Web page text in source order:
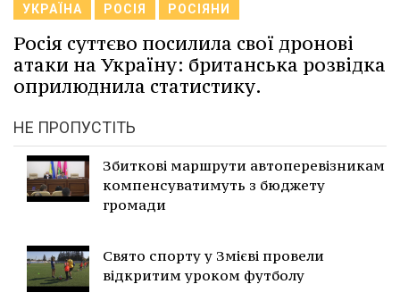
УКРАЇНА РОСІЯ РОСІЯНИ
Росія суттєво посилила свої дронові
атаки на Україну: британська розвідка
оприлюднила статистику.
НЕ ПРОПУСТІТЬ
Збиткові маршрути автоперевізникам
компенсуватимуть з бюджету
громади
Свято спорту у Змієві провели
відкритим уроком футболу